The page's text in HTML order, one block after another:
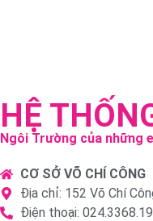
HỆ
Ngôi Trường của những
CƠ SỞ VÕ CHÍ CÔNG
Địa chỉ: 152 Võ Chí
Điện thoại: